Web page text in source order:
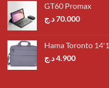
GT60 Promax
70.000د.ج
Hama Toronto 14'1
4.900د.ج